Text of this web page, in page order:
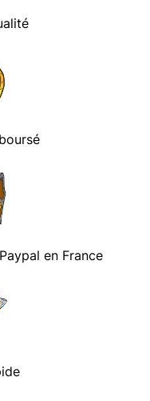
en France